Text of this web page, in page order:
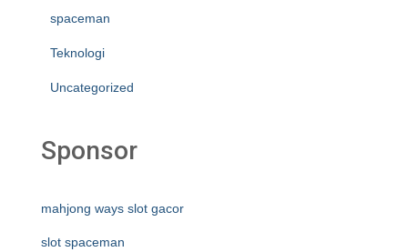
spaceman
Teknologi
Uncategorized
Sponsor
mahjong ways slot gacor
slot spaceman